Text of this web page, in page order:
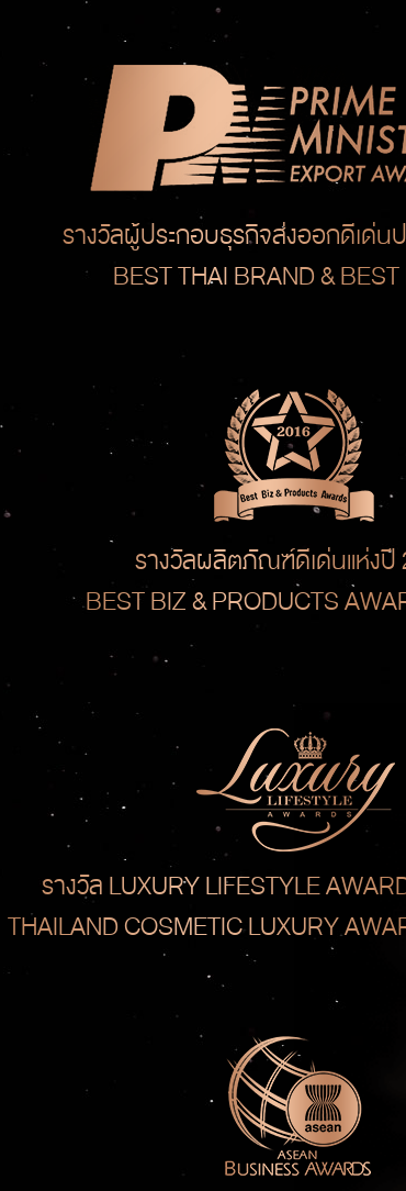
รางวัลผู้ประกอบธุรกิจส่งออกดีเด่น
BEST THAI BRAND &
รางวัลผลิตภัณฑ์ดีเด่นแห่งปี
BEST BIZ & PRODUCTS
รางวัล LUXURY LIFESTYLE
THAILAND COSMETIC LUXURY